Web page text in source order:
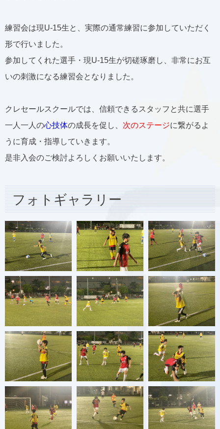
練習会は現U-15生と、実際の通常練習に参加していただく
形で行いました。
参加してくれた選手・現U-15生が切磋琢磨し、非常にお互
いの刺激になる練習会となりました。
クレセールスクールでは、信頼できるスタッフと共に選手
一人一人の心技体の成長を促し、 次のステージに繋がるよ
うに育成・指導していきます。
是非入会のご検討よろしくお願いいたします。
フォトギャラリー